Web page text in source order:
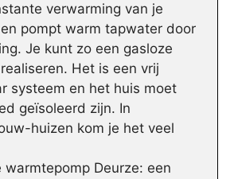
verwarming van je
pompt warm tapwater door
Je kunt zo een gasloze
Het is een vrij
systeem en het huis moet
geïsoleerd zijn. In
huizen kom je het veel
warmtepomp Deurze: een